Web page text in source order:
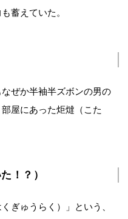
蓄えていた。
ぜか半袖半ズボンの男の
屋にあった炬燵（こた
！？）
ぎゅうらく）」という、